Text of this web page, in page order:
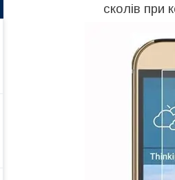
сколів при